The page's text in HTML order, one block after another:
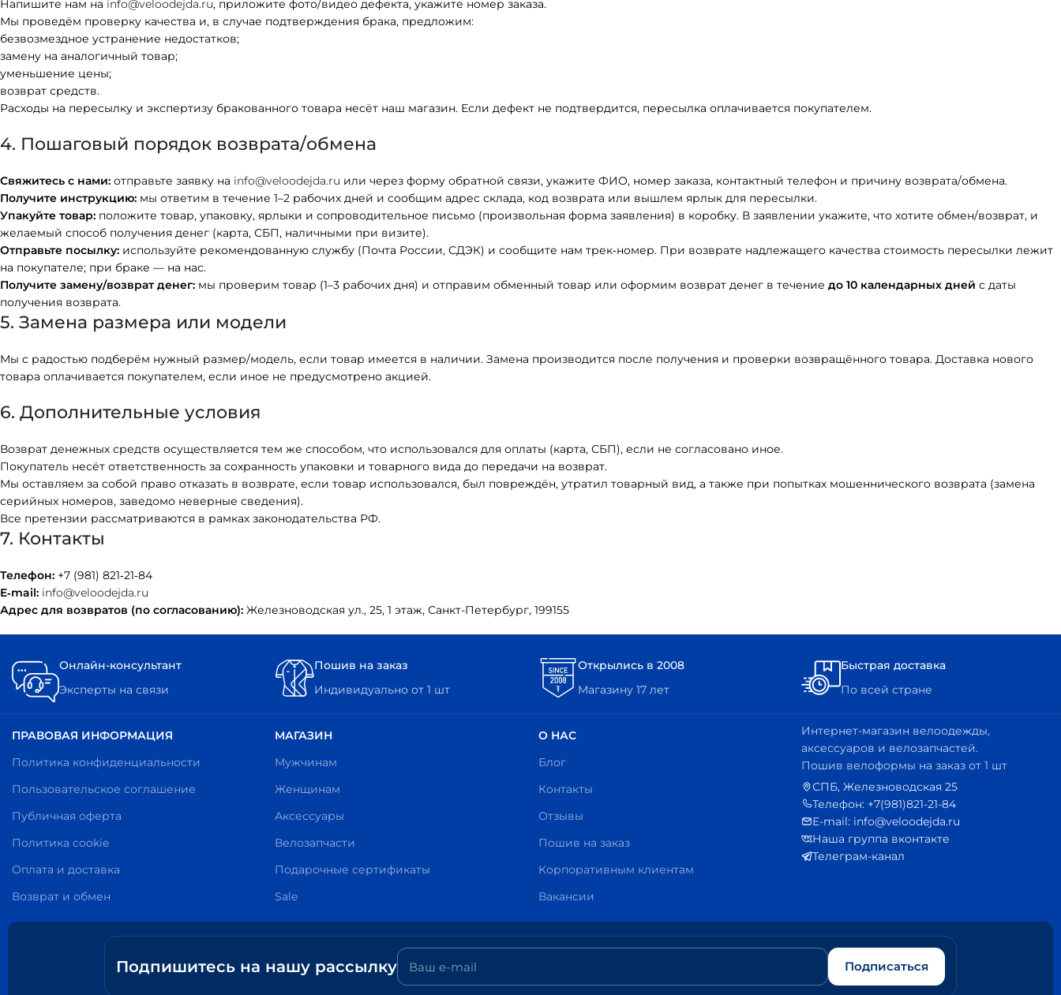
Напишите нам на info@veloodejda.ru, приложите фото/видео дефекта, укажите номер заказа.
Мы проведём проверку качества и, в случае подтверждения брака, предложим:
безвозмездное устранение недостатков;
замену на аналогичный товар;
уменьшение цены;
возврат средств.
Расходы на пересылку и экспертизу бракованного товара несёт наш магазин. Если дефект не подтвердится, пересылка оплачивается покупателем.
4. Пошаговый порядок возврата/обмена
Свяжитесь с нами: отправьте заявку на info@veloodejda.ru или через форму обратной связи, укажите ФИО, номер заказа, контактный телефон и причину возврата/обмена.
Получите инструкцию: мы ответим в течение 1–2 рабочих дней и сообщим адрес склада, код возврата или вышлем ярлык для пересылки.
Упакуйте товар: положите товар, упаковку, ярлыки и сопроводительное письмо (произвольная форма заявления) в коробку. В заявлении укажите, что хотите обмен/возврат, и
желаемый способ получения денег (карта, СБП, наличными при визите).
Отправьте посылку: используйте рекомендованную службу (Почта России, СДЭК) и сообщите нам трек‑номер. При возврате надлежащего качества стоимость пересылки лежит
на покупателе; при браке — на нас.
Получите замену/возврат денег: мы проверим товар (1–3 рабочих дня) и отправим обменный товар или оформим возврат денег в течение до 10 календарных дней с даты
получения возврата.
5. Замена размера или модели
Мы с радостью подберём нужный размер/модель, если товар имеется в наличии. Замена производится после получения и проверки возвращённого товара. Доставка нового
товара оплачивается покупателем, если иное не предусмотрено акцией.
6. Дополнительные условия
Возврат денежных средств осуществляется тем же способом, что использовался для оплаты (карта, СБП), если не согласовано иное.
Покупатель несёт ответственность за сохранность упаковки и товарного вида до передачи на возврат.
Мы оставляем за собой право отказать в возврате, если товар использовался, был повреждён, утратил товарный вид, а также при попытках мошеннического возврата (замена
серийных номеров, заведомо неверные сведения).
Все претензии рассматриваются в рамках законодательства РФ.
7. Контакты
Телефон: +7 (981) 821‑21‑84
E‑mail: info@veloodejda.ru
Адрес для возвратов (по согласованию): Железноводская ул., 25, 1 этаж, Санкт-Петербург, 199155
Онлайн-консультант
Эксперты на связи
Пошив на заказ
Индивидуально от 1 шт
Открылись в 2008
Магазину 17 лет
Быстрая доставка
По всей стране
ПРАВОВАЯ ИНФОРМАЦИЯ
Политика конфиденциальности
Пользовательское соглашение
Публичная оферта
Политика cookie
Оплата и доставка
Возврат и обмен
МАГАЗИН
Мужчинам
Женщинам
Аксессуары
Велозапчасти
Подарочные сертификаты
Sale
О НАС
Блог
Контакты
Отзывы
Пошив на заказ
Корпоративным клиентам
Вакансии
Интернет-магазин велоодежды,
аксессуаров и велозапчастей.
Пошив велоформы на заказ от 1 шт
СПБ, Железноводская 25
Телефон: +7(981)821-21-84
E-mail: info@veloodejda.ru
Наша группа вконтакте
Телеграм-канал
Подпишитесь на нашу рассылку
Ваш e-mail
Подписаться